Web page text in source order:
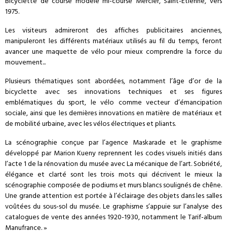
1975.
Les visiteurs admireront des affiches publicitaires anciennes,
manipuleront les différents matériaux utilisés au fil du temps, feront
avancer une maquette de vélo pour mieux comprendre la force du
mouvement...
Plusieurs thématiques sont abordées, notamment l’âge d’or de la
bicyclette avec ses innovations techniques et ses figures
emblématiques du sport, le vélo comme vecteur d’émancipation
sociale, ainsi que les dernières innovations en matière de matériaux et
de mobilité urbaine, avec les vélos électriques et pliants.
La scénographie conçue par l’agence Maskarade et le graphisme
développé par Marion Kueny reprennent les codes visuels initiés dans
l’acte 1 de la rénovation du musée avec La mécanique de l’art. Sobriété,
élégance et clarté sont les trois mots qui décrivent le mieux la
scénographie composée de podiums et murs blancs soulignés de chêne.
Une grande attention est portée à l’éclairage des objets dans les salles
voûtées du sous-sol du musée. Le graphisme s’appuie sur l’analyse des
catalogues de vente des années 1920-1930, notamment le Tarif-album
Manufrance. »